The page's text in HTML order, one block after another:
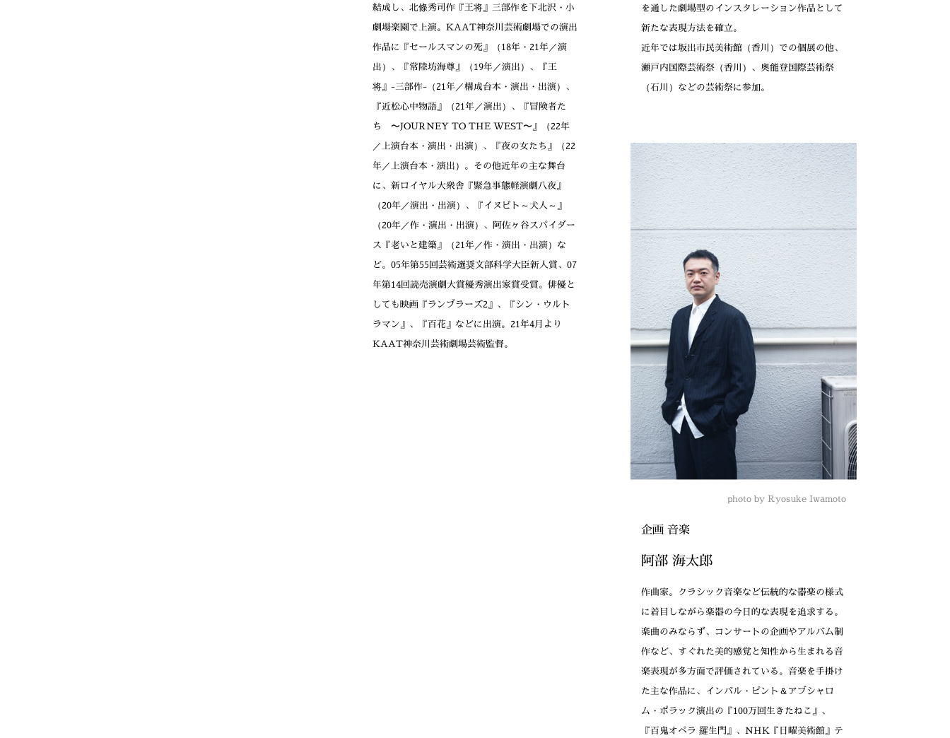
結成し、北條秀司作『王将』三部作を下北沢・小
劇場楽園で上演。KAAT神奈川芸術劇場での演出
作品に『セールスマンの死』（18年・21年／演
出）、『常陸坊海尊』（19年／演出）、『王
将』-三部作-（21年／構成台本・演出・出演）、
『近松心中物語』（21年／演出）、『冒険者た
ち 〜JOURNEY TO THE WEST〜』（22年
／上演台本・演出・出演）、『夜の女たち』（22
年／上演台本・演出）。その他近年の主な舞台
に、新ロイヤル大衆舎『緊急事態軽演劇八夜』
（20年／演出・出演）、『イヌビト～犬人～』
（20年／作・演出・出演）、阿佐ヶ谷スパイダー
ス『老いと建築』（21年／作・演出・出演）な
ど。05年第55回芸術選奨文部科学大臣新人賞、07
年第14回読売演劇大賞優秀演出家賞受賞。俳優と
しても映画『ランブラーズ2』、『シン・ウルト
ラマン』、『百花』などに出演。21年4月より
KAAT神奈川芸術劇場芸術監督。
を通した劇場型のインスタレーション作品として
新たな表現方法を確立。
近年では坂出市民美術館（香川）での個展の他、
瀬戸内国際芸術祭（香川）、奥能登国際芸術祭
（石川）などの芸術祭に参加。
photo by Ryosuke Iwamoto
企画 音楽
阿部 海太郎
作曲家。クラシック音楽など伝統的な器楽の様式
に着目しながら楽器の今日的な表現を追求する。
楽曲のみならず、コンサートの企画やアルバム制
作など、すぐれた美的感覚と知性から生まれる音
楽表現が多方面で評価されている。音楽を手掛け
た主な作品に、インバル・ピント＆アブシャロ
ム・ポラック演出の『100万回生きたねこ』、
『百鬼オペラ 羅生門』、NHK『日曜美術館』テ